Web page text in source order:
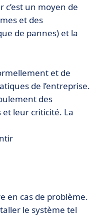
un moyen de
et des
de pannes) et la
et de
de l’entreprise.
des
leur criticité. La
en cas de problème.
le système tel